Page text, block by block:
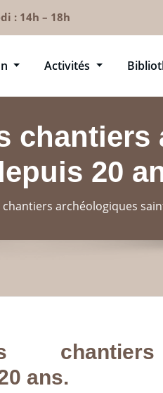
: 14h – 18h
Activités
chantiers
20
archéologiques
chantiers
ans.